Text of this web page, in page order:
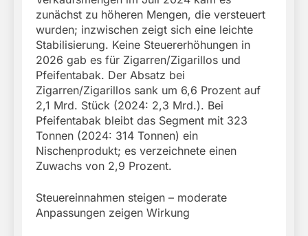
zunächst zu höheren Mengen, die versteuert
wurden; inzwischen zeigt sich eine leichte
Stabilisierung. Keine Steuererhöhungen in
2026 gab es für Zigarren/Zigarillos und
Pfeifentabak. Der Absatz bei
Zigarren/Zigarillos sank um 6,6 Prozent auf
2,1 Mrd. Stück (2024: 2,3 Mrd.). Bei
Pfeifentabak bleibt das Segment mit 323
Tonnen (2024: 314 Tonnen) ein
Nischenprodukt; es verzeichnete einen
Zuwachs von 2,9 Prozent.
Steuereinnahmen steigen – moderate
Anpassungen zeigen Wirkung